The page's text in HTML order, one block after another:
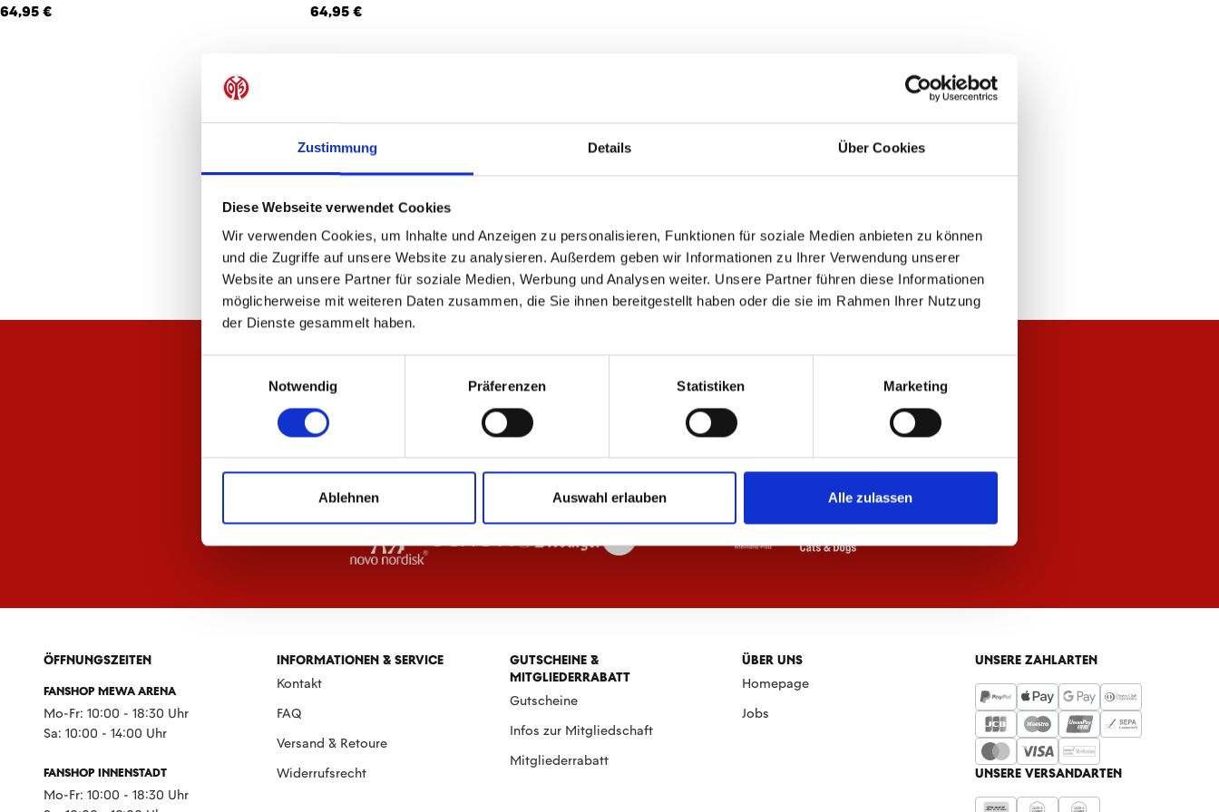
Zustimmung Details Über Cookies
Diese Webseite verwendet Cookies
Wir verwenden Cookies, um Inhalte und Anzeigen zu personalisieren, Funktionen für soziale Medien anbieten zu können
und die Zugriffe auf unsere Website zu analysieren. Außerdem geben wir Informationen zu Ihrer Verwendung unserer
Website an unsere Partner für soziale Medien, Werbung und Analysen weiter. Unsere Partner führen diese Informationen
möglicherweise mit weiteren Daten zusammen, die Sie ihnen bereitgestellt haben oder die sie im Rahmen Ihrer Nutzung
der Dienste gesammelt haben.
Notwendig
Präferenzen Statistiken Marketing
Ablehnen Auswahl erlauben Alle zulassen
64,95 € 64,95 €
ÖFFNUNGSZEITEN
FANSHOP MEWA ARENA
Mo-Fr: 10:00 - 18:30 Uhr
Sa: 10:00 - 14:00 Uhr
FANSHOP INNENSTADT
Mo-Fr: 10:00 - 18:30 Uhr
INFORMATIONEN & SERVICE
Kontakt
FAQ
Versand & Retoure
Widerrufsrecht
GUTSCHEINE &
MITGLIEDERRABATT
Gutscheine
Infos zur Mitgliedschaft
Mitgliederrabatt
ÜBER UNS
Homepage
Jobs
UNSERE ZAHLARTEN
UNSERE VERSANDARTEN